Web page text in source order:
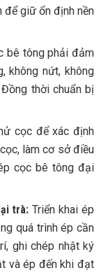
để giữ ổn định nền
bê tông phải đảm
không nứt, không
thời chuẩn bị
cọc để xác định
làm cơ sở điều
cọc bê tông đại
trà:Triển khai ép
quá trình ép cần
ghi chép nhật ký
và ép đến khi đạt